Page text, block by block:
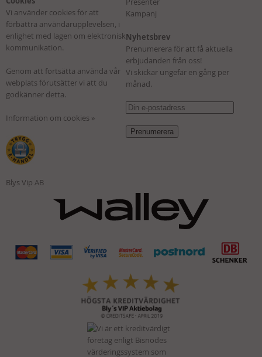
Vi använder cookies för att
förbättra användarupplevelsen, i
enlighet med lagen om elektronisk
kommunikation.
Genom att fortsätta använda vår
webplats förutsätter vi att du
godkänner detta.
Information om cookies »
Kampanj
Nyhetsbrev
Prenumerera för att få aktuella
erbjudanden från oss!
Vi skickar ungefär en gång per
månad.
Blys Vip AB